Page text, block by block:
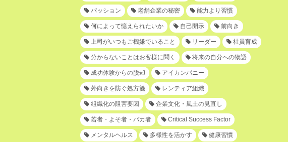
パッション 老舗企業の秘密 能力より習慣
何によって憶えられたいか 自己開示 前向き
上司がいつもご機嫌でいること リーダー 社員育成
分からないことはお客様に聞く 将来の自分への物語
成功体験からの脱却 アイカンパニー
外向きを防ぐ処方箋 レンティア組織
組織化の阻害要因 企業文化・風土の見直し
若者・よそ者・バカ者 Critical Success Factor
メンタルヘルス 多様性を活かす 健康習慣